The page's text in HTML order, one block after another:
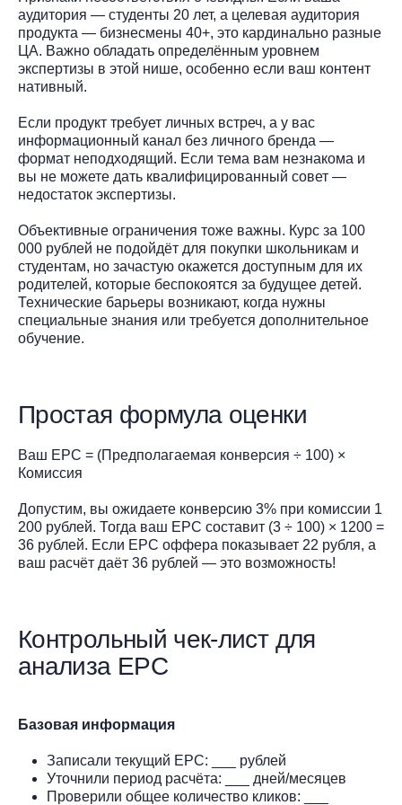
аудитория — студенты 20 лет, а целевая аудитория
продукта — бизнесмены 40+, это кардинально разные
ЦА. Важно обладать определённым уровнем
экспертизы в этой нише, особенно если ваш контент
нативный.
Если продукт требует личных встреч, а у вас
информационный канал без личного бренда —
формат неподходящий. Если тема вам незнакома и
вы не можете дать квалифицированный совет —
недостаток экспертизы.
Объективные ограничения тоже важны. Курс за 100
000 рублей не подойдёт для покупки школьникам и
студентам, но зачастую окажется доступным для их
родителей, которые беспокоятся за будущее детей.
Технические барьеры возникают, когда нужны
специальные знания или требуется дополнительное
обучение.
Простая формула оценки
Ваш EPC = (Предполагаемая конверсия ÷ 100) ×
Комиссия
Допустим, вы ожидаете конверсию 3% при комиссии 1
200 рублей. Тогда ваш EPC составит (3 ÷ 100) × 1200 =
36 рублей. Если EPC оффера показывает 22 рубля, а
ваш расчёт даёт 36 рублей — это возможность!
Контрольный чек-лист для
анализа EPC
Базовая информация
Записали текущий EPC: ___ рублей
Уточнили период расчёта: ___ дней/месяцев
Проверили общее количество кликов: ___